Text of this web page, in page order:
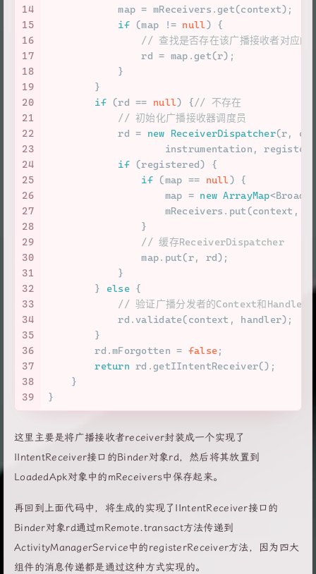
14
15
16
17
18
19
20
21
22
23
24
25
26
27
28
29
30
31
32
33
34
35
36
37
38
39
            map = mReceivers.get(context);
if (map != null) {
// 查找是否存在该广播接收者对应
                rd = map.get(r);
            }
        }
if (rd == null) {// 不存在
// 初始化广播接收器调度员
            rd =
new ReceiverDispatcher(r,
instrumentation,
if (registered) {
if (map == null) {
                    map =
new ArrayMap
mReceivers.put(context,
                }
// 缓存ReceiverDispatcher
                map.put(r, rd);
            }
        }
else {
// 验证广播分发者的Context和Handler
            rd.validate(context, handler);
        }
        rd.mForgotten =
false;
return rd.getIIntentReceiver();
    }
}
这里主要是将广播接收者receiver封装成一个实现了
IIntentReceiver接口的Binder对象rd，然后将其放置到
LoadedApk对象中的mReceivers中保存起来。
再回到上面代码中，将生成的实现了IIntentReceiver接口的
Binder对象rd通过mRemote.transact方法传递到
ActivityManagerService中的registerReceiver方法，因为四大
组件的消息传递都是通过这种方式实现的。